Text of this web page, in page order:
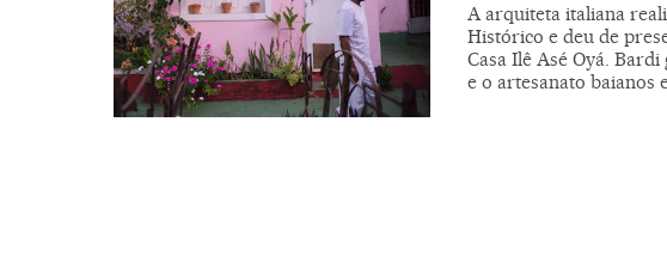
A arquiteta italiana
Histórico e deu de
Casa Ilê Asé Oyá.
e o artesanato baianos